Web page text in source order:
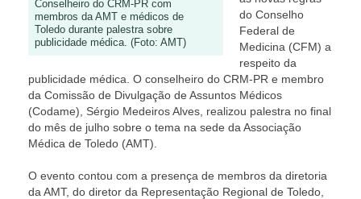
Conselheiro do CRM-PR com
membros da AMT e médicos de
Toledo durante palestra sobre
publicidade médica. (Foto: AMT)
do Conselho
Federal de
Medicina (CFM) a
respeito da
publicidade médica. O conselheiro do CRM-PR e membro
da Comissão de Divulgação de Assuntos Médicos
(Codame), Sérgio Medeiros Alves, realizou palestra no final
do mês de julho sobre o tema na sede da Associação
Médica de Toledo (AMT).
O evento contou com a presença de membros da diretoria
da AMT, do diretor da Representação Regional de Toledo,